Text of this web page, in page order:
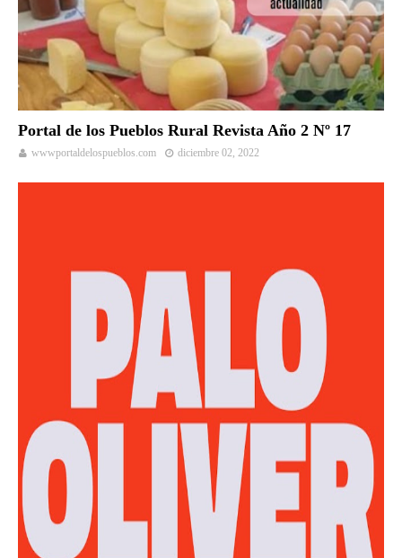
Portal de los Pueblos Rural Revista Año 2 Nº 17
wwwportaldelospueblos.com diciembre 02, 2022